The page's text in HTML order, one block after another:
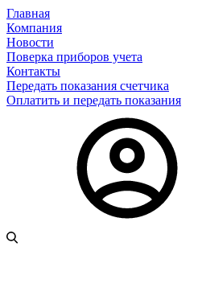
Главная
Компания
Новости
Поверка приборов учета
Контакты
Передать показания счетчика
Оплатить и передать показания